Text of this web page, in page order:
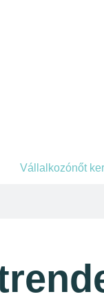
Vállalkozónőt